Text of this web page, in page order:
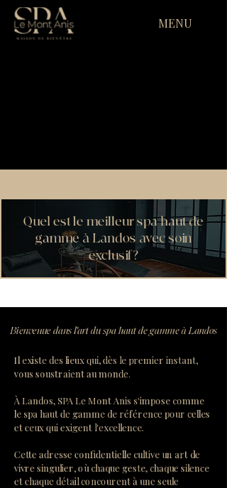
MENU
Quel est le meilleur spa haut de
gamme à Landos avec soin
exclusif ?
Bienvenue dans l'art du spa haut de gamme à Landos
Il existe des lieux qui, dès le premier instant,
vous soustraient au monde.
À Landos, SPA Le Mont Anis s'impose comme
le spa haut de gamme de référence pour celles
et ceux qui exigent l'excellence.
Cette adresse confidentielle cultive un art de
vivre singulier, où chaque geste, chaque silence
et chaque détail concourent à une seule